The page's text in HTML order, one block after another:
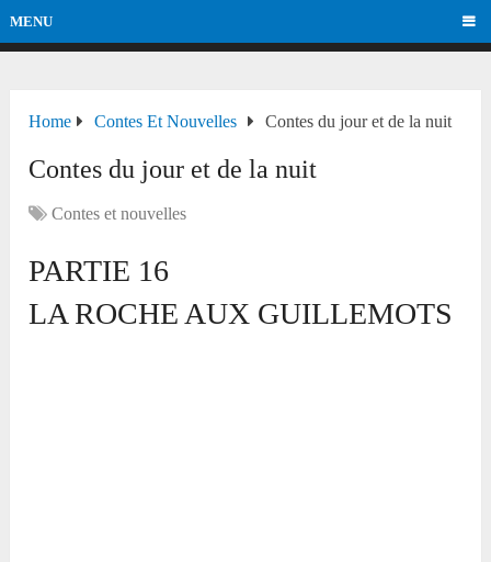
MENU
Home Contes Et Nouvelles Contes du jour et de la nuit
Contes du jour et de la nuit
Contes et nouvelles
PARTIE 16
LA ROCHE AUX GUILLEMOTS